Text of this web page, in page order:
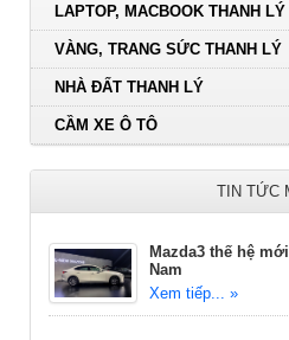
LAPTOP, MACBOOK THANH LÝ
VÀNG, TRANG SỨC THANH LÝ
NHÀ ĐẤT THANH LÝ
CẦM XE Ô TÔ
TIN TỨC
Mazda3 thế hệ
Nam
Xem tiếp... »